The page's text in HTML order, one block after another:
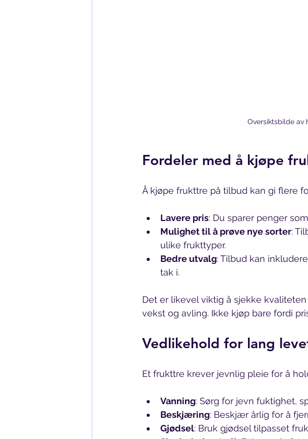
Oversiktsbilde av
Fordeler med å kjøpe
Å kjøpe frukttre på tilbud kan gi flere
Lavere pris: Du sparer penger
Mulighet til å prøve nye sorter:
ulike frukttyper.
Bedre utvalg: Tilbud kan
tak i.
Det er likevel viktig å sjekke
vekst og avling. Ikke kjøp bare fordi
Vedlikehold for lang
Et frukttre krever jevnlig pleie for å
Vanning: Sørg for jevn fuktighet,
Beskjæring: Beskjær årlig for å
Gjødsel: Bruk gjødsel tilpasset